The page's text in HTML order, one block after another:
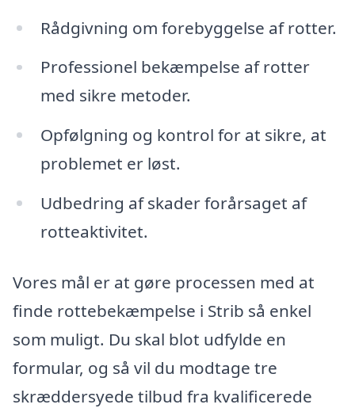
Rådgivning om forebyggelse af rotter.
Professionel bekæmpelse af rotter
med sikre metoder.
Opfølgning og kontrol for at sikre, at
problemet er løst.
Udbedring af skader forårsaget af
rotteaktivitet.
Vores mål er at gøre processen med at
finde rottebekæmpelse i Strib så enkel
som muligt. Du skal blot udfylde en
formular, og så vil du modtage tre
skræddersyede tilbud fra kvalificerede